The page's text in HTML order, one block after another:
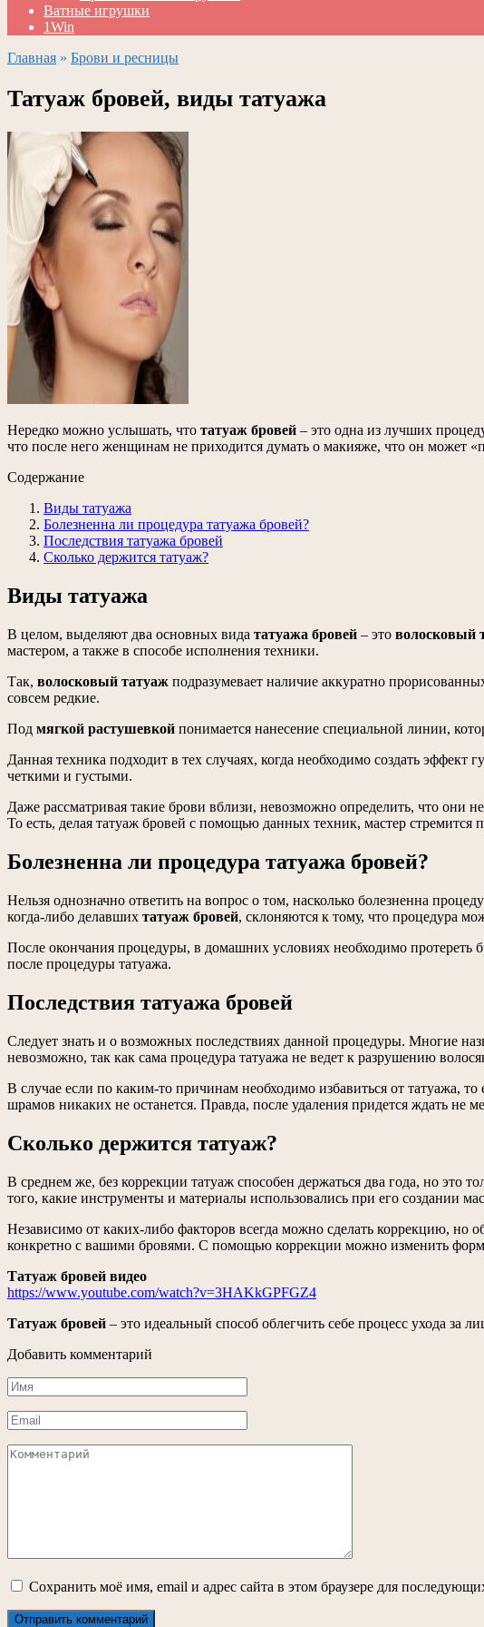
Ватные игрушки
1Win
Главная » Брови и ресницы
Татуаж бровей, виды татуажа
Нередко можно услышать, что татуаж бровей – это одна из лучших
что после него женщинам не приходится думать о макияже, что он может
Содержание
Виды татуажа
Болезненна ли процедура татуажа бровей?
Последствия татуажа бровей
Сколько держится татуаж?
Виды татуажа
В целом, выделяют два основных вида татуажа бровей – это волосковый
мастером, а также в способе исполнения техники.
Так, волосковый татуаж подразумевает наличие аккуратно
совсем редкие.
Под мягкой растушевкой понимается нанесение специальной линии,
Данная техника подходит в тех случаях, когда необходимо создать
четкими и густыми.
Даже рассматривая такие брови вблизи, невозможно определить, что они
То есть, делая татуаж бровей с помощью данных техник, мастер стремится
Болезненна ли процедура татуажа бровей?
Нельзя однозначно ответить на вопрос о том, насколько болезненна
когда-либо делавших татуаж бровей, склоняются к тому, что процедура
После окончания процедуры, в домашних условиях необходимо протереть
после процедуры татуажа.
Последствия татуажа бровей
Следует знать и о возможных последствиях данной процедуры. Многие
невозможно, так как сама процедура татуажа не ведет к разрушению
В случае если по каким-то причинам необходимо избавиться от татуажа,
шрамов никаких не останется. Правда, после удаления придется ждать не
Сколько держится татуаж?
В среднем же, без коррекции татуаж способен держаться два года, но это
того, какие инструменты и материалы использовались при его создании
Независимо от каких-либо факторов всегда можно сделать коррекцию, но
конкретно с вашими бровями. С помощью коррекции можно изменить
Татуаж бровей видео
https://www.youtube.com/watch?v=3HAKkGPFGZ4
Татуаж бровей – это идеальный способ облегчить себе процесс ухода за
Добавить комментарий
Имя
*
Email
*
Комментарий
Сохранить моё имя, email и адрес сайта в этом браузере для